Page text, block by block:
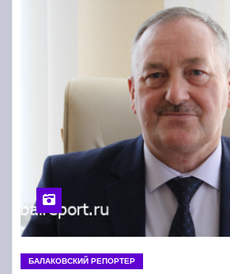
БАЛАКОВСКИЙ РЕПОРТЕР